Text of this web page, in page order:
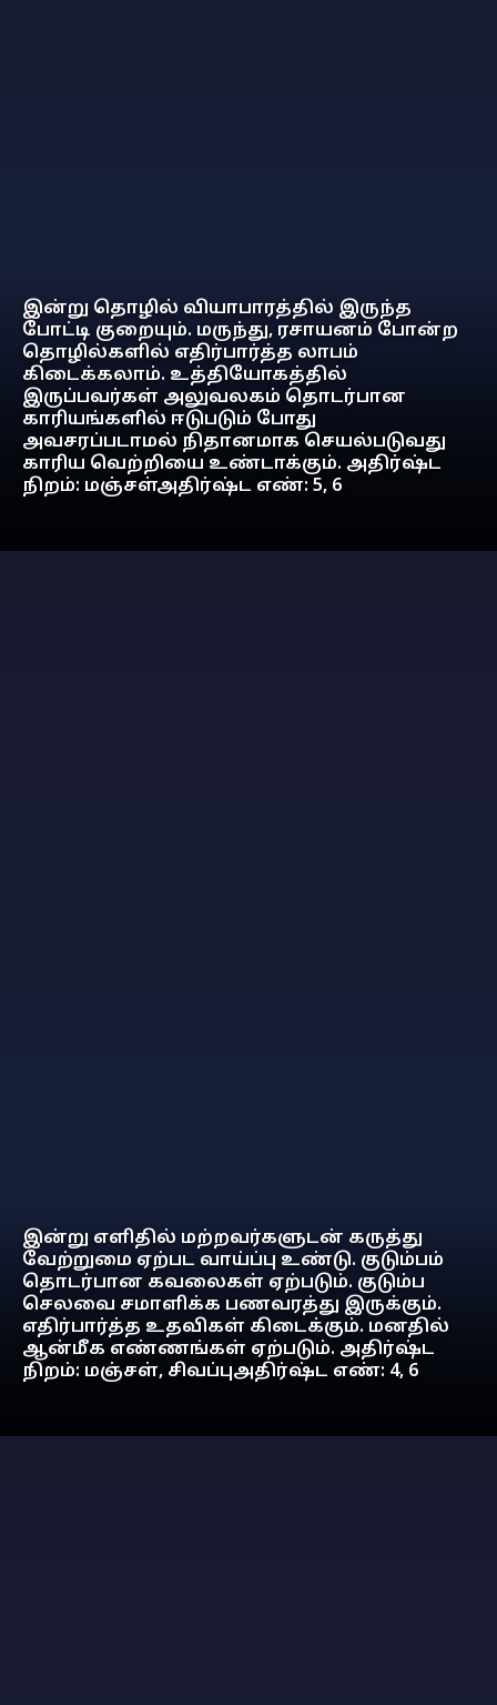
இன்று தொழில் வியாபாரத்தில் இருந்த
போட்டி குறையும். மருந்து, ரசாயனம் போன்ற
தொழில்களில் எதிர்பார்த்த லாபம்
கிடைக்கலாம். உத்தியோகத்தில்
இருப்பவர்கள் அலுவலகம் தொடர்பான
காரியங்களில் ஈடுபடும் போது
அவசரப்படாமல் நிதானமாக செயல்படுவது
காரிய வெற்றியை உண்டாக்கும். அதிர்ஷ்ட
நிறம்: மஞ்சள்அதிர்ஷ்ட எண்: 5, 6
இன்று எளிதில் மற்றவர்களுடன் கருத்து
வேற்றுமை ஏற்பட வாய்ப்பு உண்டு. குடும்பம்
தொடர்பான கவலைகள் ஏற்படும். குடும்ப
செலவை சமாளிக்க பணவரத்து இருக்கும்.
எதிர்பார்த்த உதவிகள் கிடைக்கும். மனதில்
ஆன்மீக எண்ணங்கள் ஏற்படும். அதிர்ஷ்ட
நிறம்: மஞ்சள், சிவப்புஅதிர்ஷ்ட எண்: 4, 6